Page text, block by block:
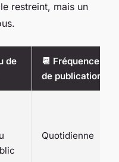
restreint, mais un
de
📆 Fréquence
de publication
Quotidienne